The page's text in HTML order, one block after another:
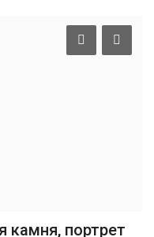
камня, портрет